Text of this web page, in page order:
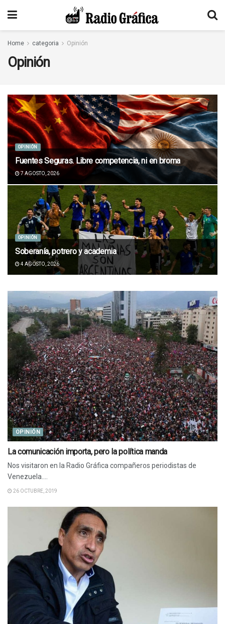
Home categoria Opinión
Opinión
OPINIÓN
Fuentes Seguras. Libre competencia, ni en broma
7 AGOSTO, 2026
OPINIÓN
Soberanía, potrero y academia
4 AGOSTO, 2026
OPINIÓN
La comunicación importa, pero la política manda
Nos visitaron en la Radio Gráfica compañeros periodistas de
Venezuela....
26 OCTUBRE, 2019